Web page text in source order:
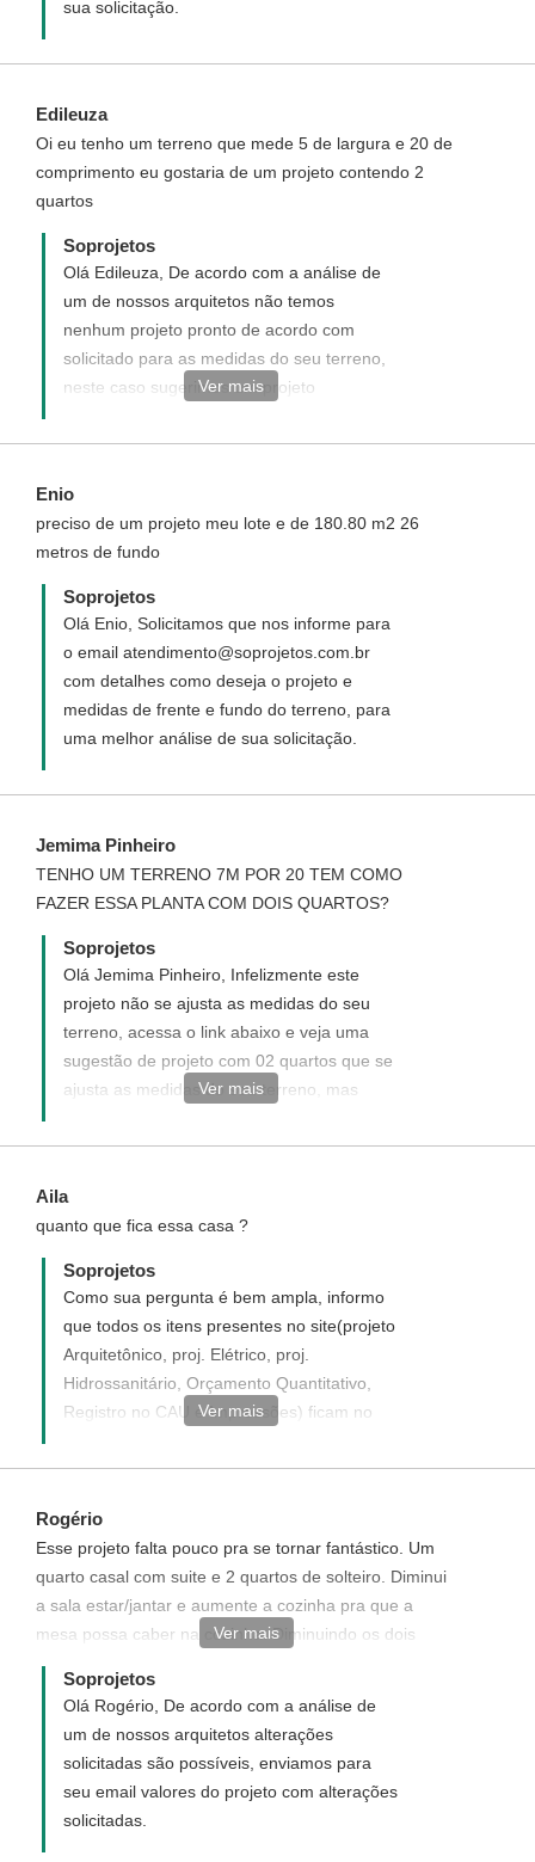
sua solicitação.
Edileuza
Oi eu tenho um terreno que mede 5 de largura e 20 de
comprimento eu gostaria de um projeto contendo 2
quartos
Soprojetos
Olá Edileuza, De acordo com a análise de
um de nossos arquitetos não temos
nenhum projeto pronto de acordo com
solicitado para as medidas do seu terreno,
neste caso sugerimos um projeto
elaborado a seu gosto e de acordo as
proposta informando com detalhes como
funciona, quais os custos e como adquirir
este projeto personalizado. Disponha para
quaisquer dúvida. Será um prazer ter você
como uma de nossas clientes.
Ver mais
Enio
preciso de um projeto meu lote e de 180.80 m2 26
metros de fundo
Soprojetos
Olá Enio, Solicitamos que nos informe para
o email atendimento@soprojetos.com.br
com detalhes como deseja o projeto e
medidas de frente e fundo do terreno, para
uma melhor análise de sua solicitação.
Jemima Pinheiro
TENHO UM TERRENO 7M POR 20 TEM COMO
FAZER ESSA PLANTA COM DOIS QUARTOS?
Soprojetos
Olá Jemima Pinheiro, Infelizmente este
projeto não se ajusta as medidas do seu
terreno, acessa o link abaixo e veja uma
sugestão de projeto com 02 quartos que se
ajusta as medidas do seu terreno, mas
terreno. Disponha para quaisquer dúvida.
casas/planta-de-casa-geminada-com-dois-
quartos-Cod-135
Ver mais
Aila
quanto que fica essa casa ?
Soprojetos
Como sua pergunta é bem ampla, informo
que todos os itens presentes no site(projeto
Arquitetônico, proj. Elétrico, proj.
Hidrossanitário, Orçamento Quantitativo,
Registro no CAU e Impressões) ficam no
pagamento parcelado onde você pode ir no
para pagamento parcelado. Após solicitar
os itens que deseja o site leva você até a
página da PagSeguro para que você possa
efetivar o pagamento com segurança. Caso
tenha interesse em realizar pagamento a
vista, a empresa possui contas para as
quais você pode estar efetuando
depósito/transferência. Para pagamento a
vista concedemos ao cliente 10% de
desconto(mas é preciso informar antes os
itens que deseja adquirir e a forma de
Ver mais
Rogério
Esse projeto falta pouco pra se tornar fantástico. Um
quarto casal com suite e 2 quartos de solteiro. Diminui
a sala estar/jantar e aumente a cozinha pra que a
mesa possa caber na cozinha. Diminuindo os dois
quartos de solteiro certamente viabiliza a construção
da suite sem aumentar na metragem da casa. Bastaria
isso pra que a aquisição deste projeto fosse feito por
mim. Lendo as suas resposta sei que receberei o
conselho de verificar em seu banco de projetos algo
que se encaixe no que quero. Já olhei todos e nada se
Ver mais
Soprojetos
Olá Rogério, De acordo com a análise de
um de nossos arquitetos alterações
solicitadas são possíveis, enviamos para
seu email valores do projeto com alterações
solicitadas.